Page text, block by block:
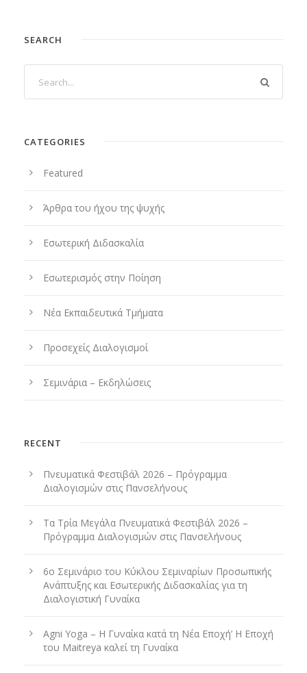
SEARCH
CATEGORIES
Featured
Άρθρα του ήχου της ψυχής
Εσωτερική Διδασκαλία
Εσωτερισμός στην Ποίηση
Νέα Εκπαιδευτικά Τμήματα
Προσεχείς Διαλογισμοί
Σεμινάρια – Εκδηλώσεις
RECENT
Πνευματικά Φεστιβάλ 2026 – Πρόγραμμα
Διαλογισμών στις Πανσελήνους
Τα Τρία Μεγάλα Πνευματικά Φεστιβάλ 2026 –
Πρόγραμμα Διαλογισμών στις Πανσελήνους
6ο Σεμινάριο του Κύκλου Σεμιναρίων Προσωπικής
Ανάπτυξης και Εσωτερικής Διδασκαλίας για τη
Διαλογιστική Γυναίκα
Agni Yoga – Η Γυναίκα κατά τη Νέα Εποχή’ Η Εποχή
του Maitreya καλεί τη Γυναίκα